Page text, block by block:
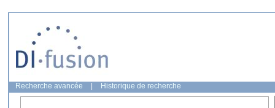
Recherche avancée Historique de recherche